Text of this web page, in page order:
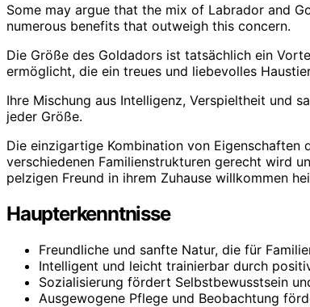
Some may argue that the mix of Labrador and
numerous benefits that outweigh this concern.
Die Größe des Goldadors ist tatsächlich ein
ermöglicht, die ein treues und liebevolles
Ihre Mischung aus Intelligenz, Verspieltheit und
jeder Größe.
Die einzigartige Kombination von
verschiedenen Familienstrukturen gerecht wird
pelzigen Freund in ihrem Zuhause willkommen
Haupterkenntnisse
Freundliche und sanfte Natur, die für
Intelligent und leicht trainierbar durch
Sozialisierung fördert Selbstbewusstsein
Ausgewogene Pflege und Beobachtung